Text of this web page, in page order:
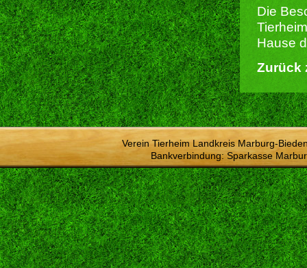
Die
Hause
Zurück
Verein Tierheim Landkreis Marburg-
Bankverbindung: Sparkasse